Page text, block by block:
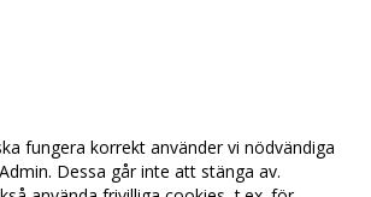
fungera korrekt använder vi nödvändiga
Dessa går inte att stänga av.